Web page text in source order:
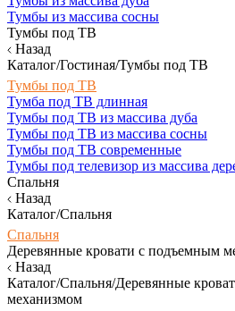
Тумбы из массива сосны
Тумбы под ТВ
Назад
Каталог/Гостиная/Тумбы под ТВ
Тумбы под ТВ
Тумба под ТВ длинная
Тумбы под ТВ из массива дуба
Тумбы под ТВ из массива сосны
Тумбы под ТВ современные
Тумбы под телевизор из массива
Спальня
Назад
Каталог/Спальня
Спальня
Деревянные кровати с подъемным
Назад
Каталог/Спальня/Деревянные
механизмом